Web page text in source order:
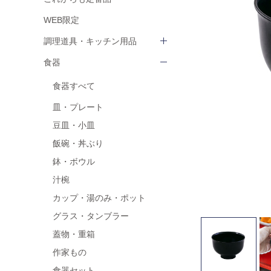
WEB限定
調理道具・キッチン用品
食器
食器すべて
皿・プレート
豆皿・小皿
飯碗・丼ぶり
鉢・ボウル
汁椀
カップ・湯のみ・ポット
グラス・タンブラー
蓋物・重箱
作家もの